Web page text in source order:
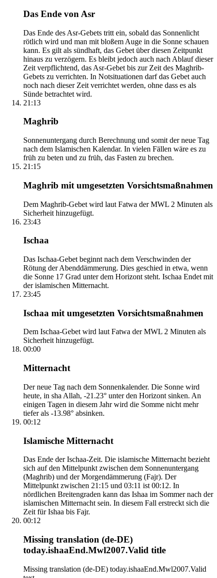
Das Ende von Asr
Das Ende des Asr-Gebets tritt ein, sobald das Sonnenlicht
rötlich wird und man mit bloßem Auge in die Sonne schauen
kann. Es gilt als sündhaft, das Gebet über diesen Zeitpunkt
hinaus zu verzögern. Es bleibt jedoch auch nach Ablauf dieser
Zeit verpflichtend, das Asr-Gebet bis zur Zeit des Maghrib-
Gebets zu verrichten. In Notsituationen darf das Gebet auch
noch nach dieser Zeit verrichtet werden, ohne dass es als
Sünde betrachtet wird.
21:13
Maghrib
Sonnenuntergang durch Berechnung und somit der neue Tag
nach dem Islamischen Kalendar. In vielen Fällen wäre es zu
früh zu beten und zu früh, das Fasten zu brechen.
21:15
Maghrib mit umgesetzten Vorsichtsmaßnahmen
Dem Maghrib-Gebet wird laut Fatwa der MWL 2 Minuten als
Sicherheit hinzugefügt.
23:43
Ischaa
Das Ischaa-Gebet beginnt nach dem Verschwinden der
Rötung der Abenddämmerung. Dies geschied in etwa, wenn
die Sonne 17 Grad unter dem Horizont steht. Ischaa Endet mit
der islamischen Mitternacht.
23:45
Ischaa mit umgesetzten Vorsichtsmaßnahmen
Dem Ischaa-Gebet wird laut Fatwa der MWL 2 Minuten als
Sicherheit hinzugefügt.
00:00
Mitternacht
Der neue Tag nach dem Sonnenkalender. Die Sonne wird
heute, in sha Allah, -21.23° unter den Horizont sinken. An
einigen Tagen in diesem Jahr wird die Somme nicht mehr
tiefer als -13.98° absinken.
00:12
Islamische Mitternacht
Das Ende der Ischaa-Zeit. Die islamische Mitternacht bezieht
sich auf den Mittelpunkt zwischen dem Sonnenuntergang
(Maghrib) und der Morgendämmerung (Fajr). Der
Mittelpunkt zwischen 21:15 und 03:11 ist 00:12. In
nördlichen Breitengraden kann das Ishaa im Sommer nach der
islamischen Mitternacht sein. In diesem Fall erstreckt sich die
Zeit für Ishaa bis Fajr.
00:12
Missing translation (de-DE)
today.ishaaEnd.Mwl2007.Valid title
Missing translation (de-DE) today.ishaaEnd.Mwl2007.Valid